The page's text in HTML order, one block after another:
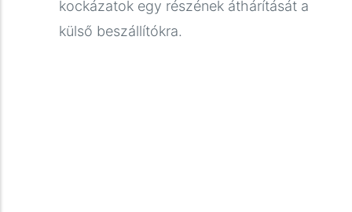
kockázatok egy részének áthárítását a
külső beszállítókra.